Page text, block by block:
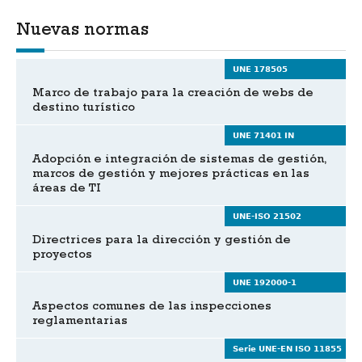
Nuevas normas
UNE 178505
Marco de trabajo para la creación de webs de
destino turístico
UNE 71401 IN
Adopción e integración de sistemas de gestión,
marcos de gestión y mejores prácticas en las
áreas de TI
UNE-ISO 21502
Directrices para la dirección y gestión de
proyectos
UNE 192000-1
Aspectos comunes de las inspecciones
reglamentarias
Serie UNE-EN ISO 11855